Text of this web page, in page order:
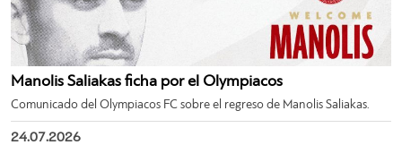
Manolis Saliakas ficha por el Olympiacos
Comunicado del Olympiacos FC sobre el regreso de Manolis Saliakas.
24.07.2026